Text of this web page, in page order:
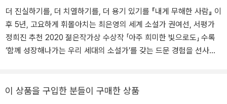
더 진실하기를, 더 치열하기를, 더 용기 있기를 『내게 무해한 사람』 이
후 5년, 고요하게 휘몰아치는 최은영의 세계 소설가 권여선, 서평가
정희진 추천 2020 젊은작가상 수상작 「아주 희미한 빛으로도」 수록
‘함께 성장해나가는 우리 세대의 소설가’를 갖는 드문 경험을 선사하
로 데뷔 10년을 맞이하는 최은영은 그간 만남과 헤어짐을 거듭하는
이 상품을 구입한 분들이 구매한 상품